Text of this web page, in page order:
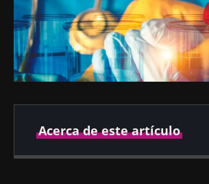
Acerca de este artículo